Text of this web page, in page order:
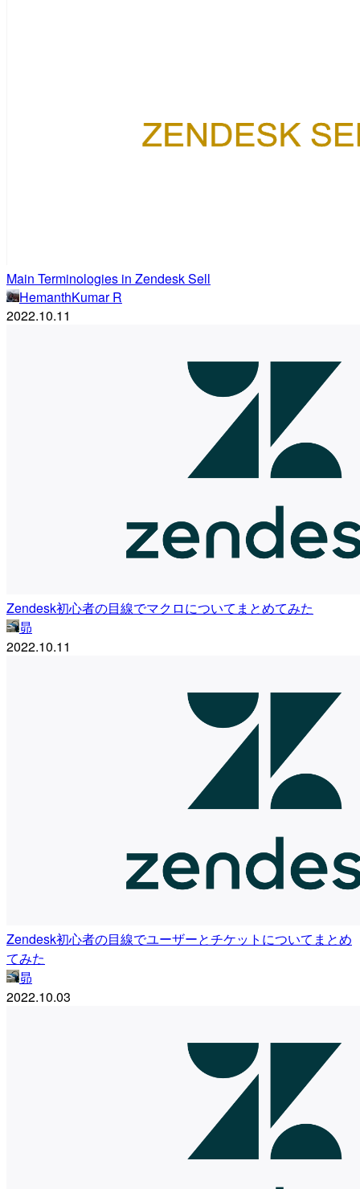
Main Terminologies in Zendesk Sell
HemanthKumar R
2022.10.11
Zendesk初心者の目線でマクロについてまとめてみた
昴
2022.10.11
Zendesk初心者の目線でユーザーとチケットについてまとめ
てみた
昴
2022.10.03